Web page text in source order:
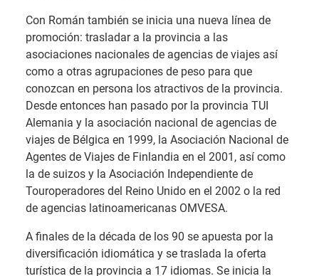
Con Román también se inicia una nueva línea de
promoción: trasladar a la provincia a las
asociaciones nacionales de agencias de viajes así
como a otras agrupaciones de peso para que
conozcan en persona los atractivos de la provincia.
Desde entonces han pasado por la provincia TUI
Alemania y la asociación nacional de agencias de
viajes de Bélgica en 1999, la Asociación Nacional de
Agentes de Viajes de Finlandia en el 2001, así como
la de suizos y la Asociación Independiente de
Touroperadores del Reino Unido en el 2002 o la red
de agencias latinoamericanas OMVESA.
A finales de la década de los 90 se apuesta por la
diversificación idiomática y se traslada la oferta
turística de la provincia a 17 idiomas. Se inicia la